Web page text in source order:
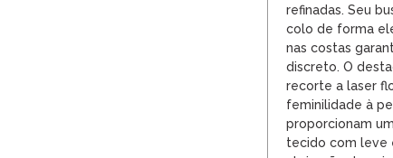
refinadas. Seu
colo de forma
nas costas
discreto. O
recorte a laser
feminilidade à
proporcionam
tecido com leve